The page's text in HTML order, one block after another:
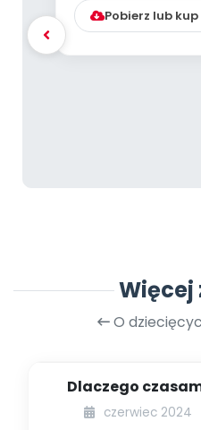
Pobierz lub kup
Więcej
O
Dlaczego
boimy się nowych
czerwiec 2024